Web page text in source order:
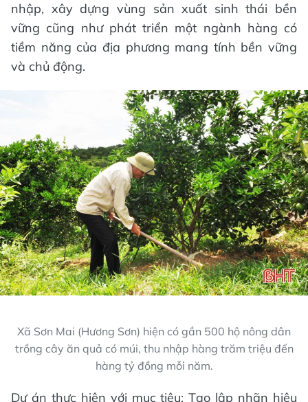
nhập, xây dựng vùng sản xuất sinh thái bền
vững cũng như phát triển một ngành hàng có
tiềm năng của địa phương mang tính bền vững
và chủ động.
Xã Sơn Mai (Hương Sơn) hiện có gần 500 hộ nông dân
trồng cây ăn quả có múi, thu nhập hàng trăm triệu đến
hàng tỷ đồng mỗi năm.
Dự án thực hiện với mục tiêu: Tạo lập nhãn hiệu